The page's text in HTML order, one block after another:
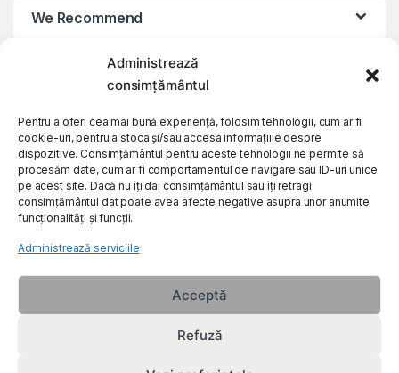
Administrează
consimțământul
Pentru a oferi cea mai bună experiență, folosim tehnologii, cum ar fi
cookie-uri, pentru a stoca și/sau accesa informațiile despre
dispozitive. Consimțământul pentru aceste tehnologii ne permite să
procesăm date, cum ar fi comportamentul de navigare sau ID-uri unice
pe acest site. Dacă nu îți dai consimțământul sau îți retragi
consimțământul dat poate avea afecte negative asupra unor anumite
funcționalități și funcții.
Administrează serviciile
Acceptă
Refuză
We Recommend
My Account
Customer Care
About Us